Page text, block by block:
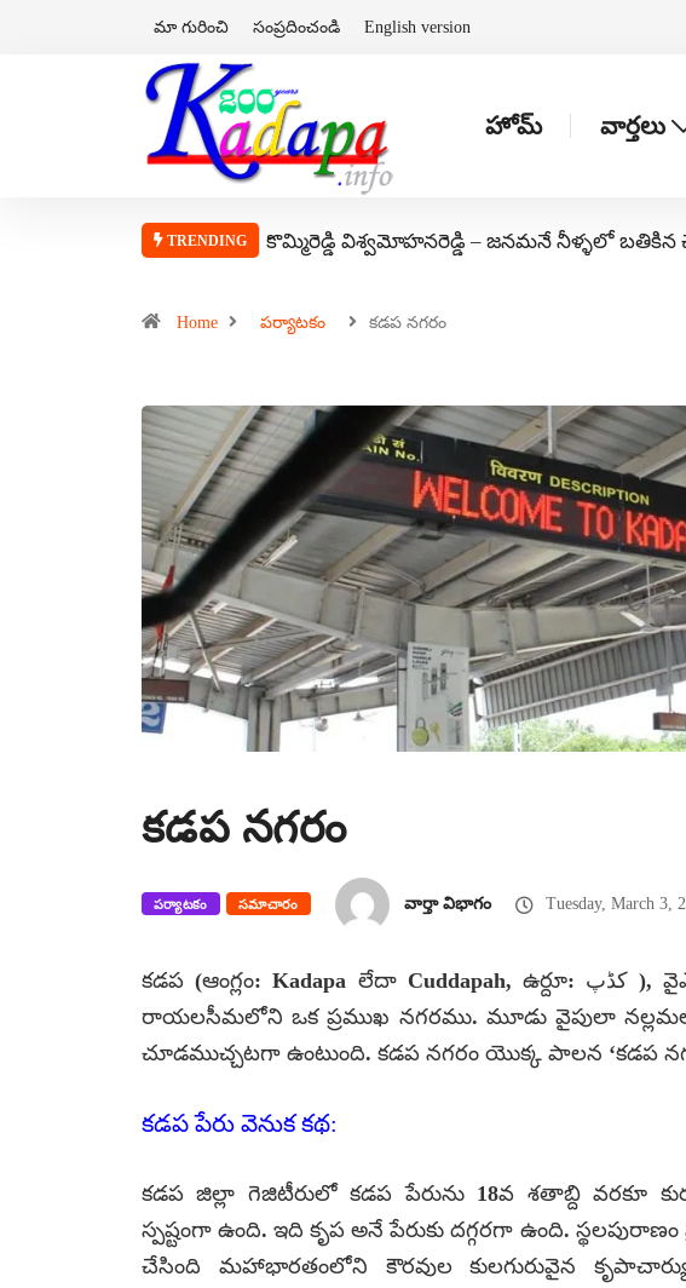
మా గురించి సంప్రదించండి English version
హోమ్ వార్తలు
TRENDING కొమ్మిరెడ్డి విశ్వమోహనరెడ్డి – జనమనే నీళ్ళలో బతికిన
Home పర్యాటకం కడప నగరం
కడప నగరం
పర్యాటకం సమాచారం వార్తా విభాగం Tuesday, March 3,
కడప (ఆంగ్లం: Kadapa లేదా Cuddapah, ఉర్దూ: کڈپ ), వైఎస్ఆర్ జిల్లా యొక్క ముఖ్య పట్టణము,
రాయలసీమలోని ఒక ప్రముఖ నగరము. మూడు వైపులా
చూడముచ్చటగా ఉంటుంది. కడప నగరం యొక్క పాలన ‘కడప
కడప పేరు వెనుక కథ:
కడప జిల్లా గెజిటీరులో కడప పేరును 18వ శతాబ్ది వరకూ
స్పష్టంగా ఉంది. ఇది కృప అనే పేరుకు దగ్గరగా ఉంది.
చేసింది మహాభారతంలోని కౌరవుల కులగురువైన